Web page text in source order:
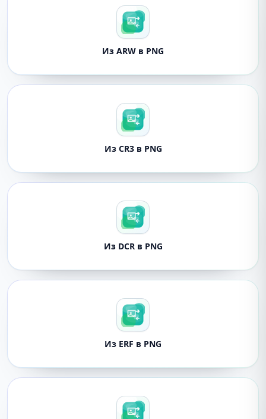
Из ARW в PNG
Из CR3 в PNG
Из DCR в PNG
Из ERF в PNG